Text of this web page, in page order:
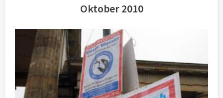
Oktober 2010